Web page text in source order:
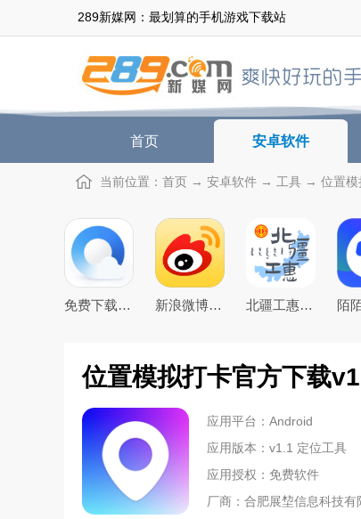
289新媒网：最划算的手机游戏下载站
首页 安卓软件
当前位置： 首页 → 安卓软件 → 工具 → 位置模
免费下载2026最新版手机QQ浏览器 新浪微博app下载2026官方最新版 北疆工惠下载2025最新版
位置模拟打卡官方下载
应用平台：Android
应用版本：v1.1 定位工具
应用授权：免费软件
厂商： 合肥展堏信息科技有